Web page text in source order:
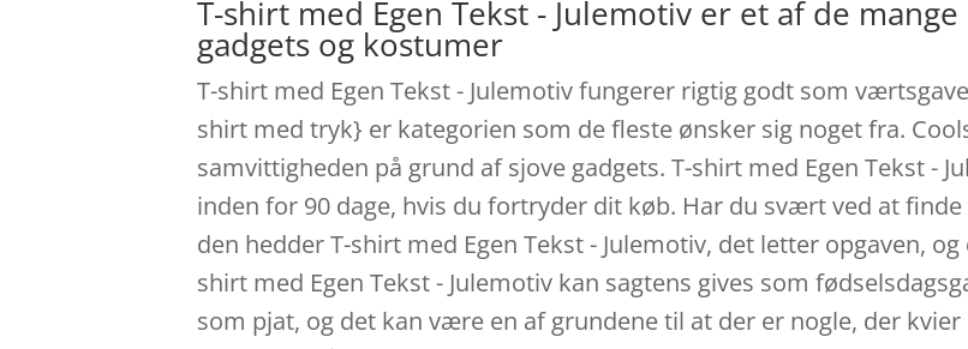
T-shirt med Egen Tekst - Julemotiv er et af de
gadgets og kostumer
T-shirt med Egen Tekst - Julemotiv fungerer rigtig godt som
shirt med tryk} er kategorien som de fleste ønsker sig noget fra.
samvittigheden på grund af sjove gadgets. T-shirt med Egen Tekst -
inden for 90 dage, hvis du fortryder dit køb. Har du svært ved at
den hedder T-shirt med Egen Tekst - Julemotiv, det letter opgaven,
shirt med Egen Tekst - Julemotiv kan sagtens gives som
som pjat, og det kan være en af grundene til at der er nogle, der